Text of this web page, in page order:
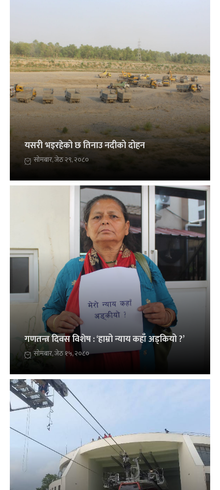
यसरी भइरहेको छ तिनाउ नदीको दोहन
सोमबार, जेठ २९, २०८०
गणतन्त्र दिवस विशेष : ‘हाम्रो न्याय कहाँ अड्कियो ?’
सोमबार, जेठ १५, २०८०